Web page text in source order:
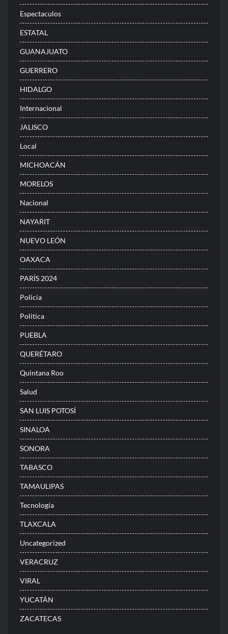
Espectaculos
ESTATAL
GUANAJUATO
GUERRERO
HIDALGO
Internacional
JALISCO
Local
MICHOACÁN
MORELOS
Nacional
NAYARIT
NUEVO LEÓN
OAXACA
PARÍS 2024
Policia
Politica
PUEBLA
QUERÉTARO
Quintana Roo
Salud
SAN LUIS POTOSÍ
SINALOA
SONORA
TABASCO
TAMAULIPAS
Tecnología
TLAXCALA
Uncategorized
VERACRUZ
VIRAL
YUCATÁN
ZACATECAS